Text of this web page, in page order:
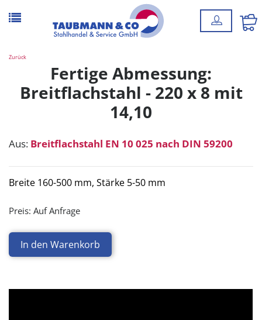
Zurück
Fertige Abmessung:
Breitflachstahl - 220 x 8 mit
14,10
Aus: Breitflachstahl EN 10 025 nach DIN 59200
Breite 160-500 mm, Stärke 5-50 mm
Preis: Auf Anfrage
In den Warenkorb